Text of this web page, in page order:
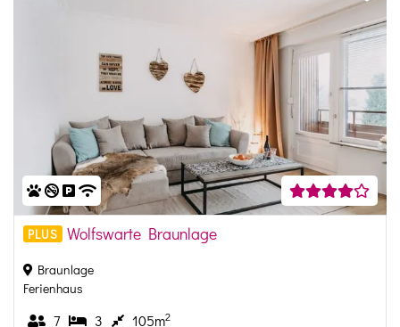
PLUS Wolfswarte Braunlage
Braunlage
Ferienhaus
7 3 105m2